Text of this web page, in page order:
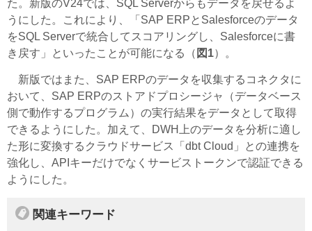
た。新版のV24では、SQL Serverからもデータを戻せるよ
うにした。これにより、「SAP ERPとSalesforceのデータ
をSQL Serverで統合してスコアリングし、Salesforceに書
き戻す」といったことが可能になる（ 図1）。
新版ではまた、SAP ERPのデータを収集するコネクタに
おいて、SAP ERPのストアドプロシージャ（データベース
側で動作するプログラム）の実行結果をデータとして取得
できるようにした。加えて、DWH上のデータを分析に適し
た形に変換するクラウドサービス「dbt Cloud」との連携を
強化し、APIキーだけでなくサービストークンで認証できる
ようにした。
関連キーワード